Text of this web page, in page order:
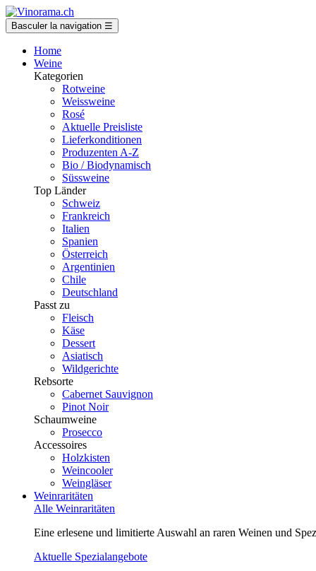
Basculer la navigation ☰
Home
Weine
Kategorien
Rotweine
Weissweine
Rosé
Aktuelle Preisliste
Lieferkonditionen
Produzenten A-Z
Bio / Biodynamisch
Süssweine
Top Länder
Schweiz
Frankreich
Italien
Spanien
Österreich
Argentinien
Chile
Deutschland
Passt zu
Fleisch
Käse
Dessert
Asiatisch
Wildgerichte
Rebsorte
Cabernet Sauvignon
Pinot Noir
Schaumweine
Prosecco
Accessoires
Holzkisten
Weincooler
Weingläser
Weinraritäten
Alle Weinraritäten
Eine erlesene und limitierte Auswahl an raren Weinen und
Aktuelle Spezialangebote